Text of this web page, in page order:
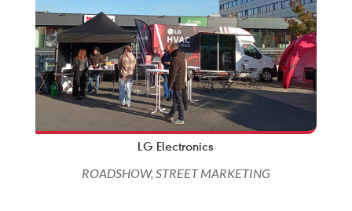
LG Electronics
ROADSHOW, STREET MARKETING